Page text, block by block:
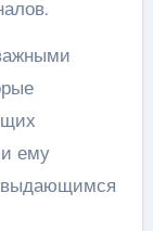
ему
выдающимся